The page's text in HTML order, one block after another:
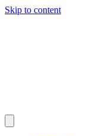
Skip to content